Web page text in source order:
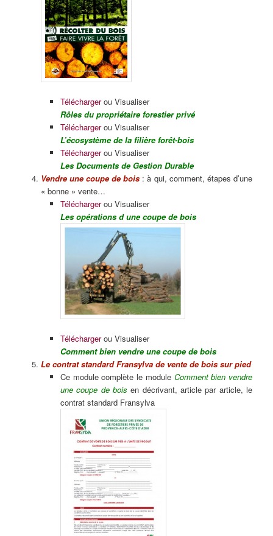
Téléchargerou Visualiser
Rôles du propriétaire forestier privé
Téléchargerou Visualiser
L’écosystème de la filière forêt-bois
Téléchargerou Visualiser
Les Documents de Gestion Durable
Vendre une coupe de bois : à qui, comment, étapes d’une
« bonne » vente…
Téléchargerou Visualiser
Les opérations d une coupe de bois
Téléchargerou Visualiser
Comment bien vendre une coupe de bois
Le contrat standard Fransylva de vente de bois sur pied
Ce module complète le module Comment bien vendre
une coupe de bois en décrivant, article par article, le
contrat standard Fransylva